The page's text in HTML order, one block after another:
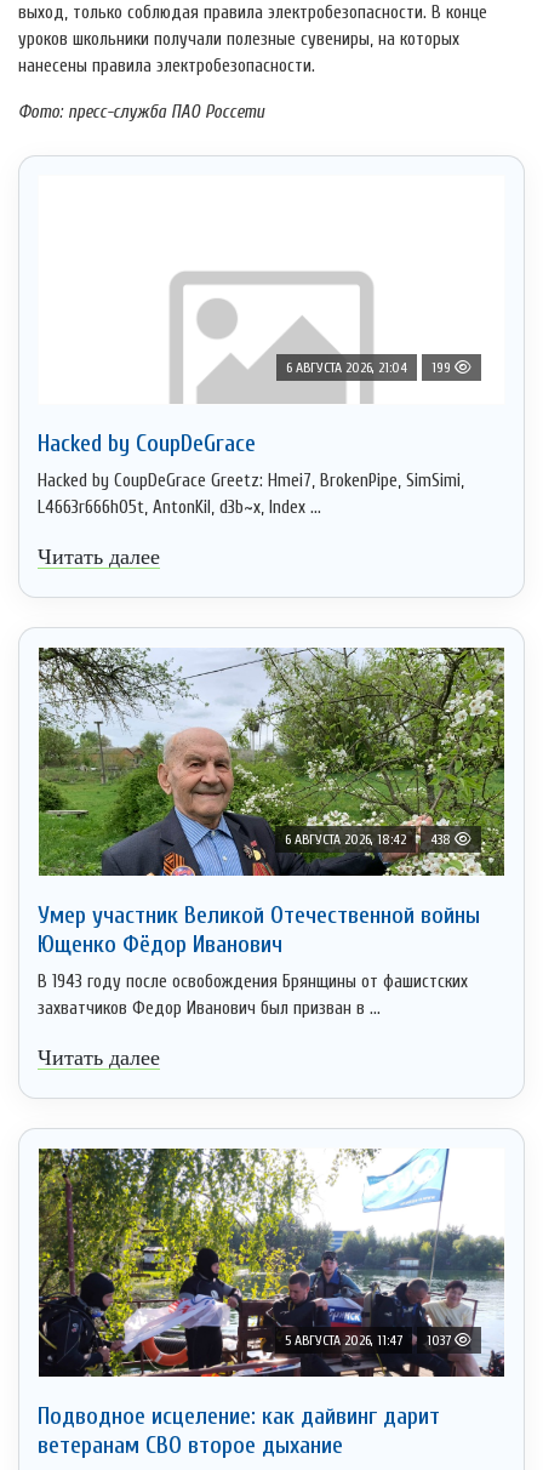
выход, только соблюдая правила электробезопасности. В конце
уроков школьники получали полезные сувениры, на которых
нанесены правила электробезопасности.
Фото: пресс-служба ПАО Россети
6 АВГУСТА 2026, 21:04 199
Hacked by CoupDeGrace
Hacked by CoupDeGrace Greetz: Hmei7, BrokenPipe, SimSimi,
L4663r666h05t, AntonKil, d3b~x, Index ...
Читать далее
6 АВГУСТА 2026, 18:42 438
Умер участник Великой Отечественной войны
Ющенко Фёдор Иванович
В 1943 году после освобождения Брянщины от фашистских
захватчиков Федор Иванович был призван в ...
Читать далее
5 АВГУСТА 2026, 11:47 1037
Подводное исцеление: как дайвинг дарит
ветеранам СВО второе дыхание